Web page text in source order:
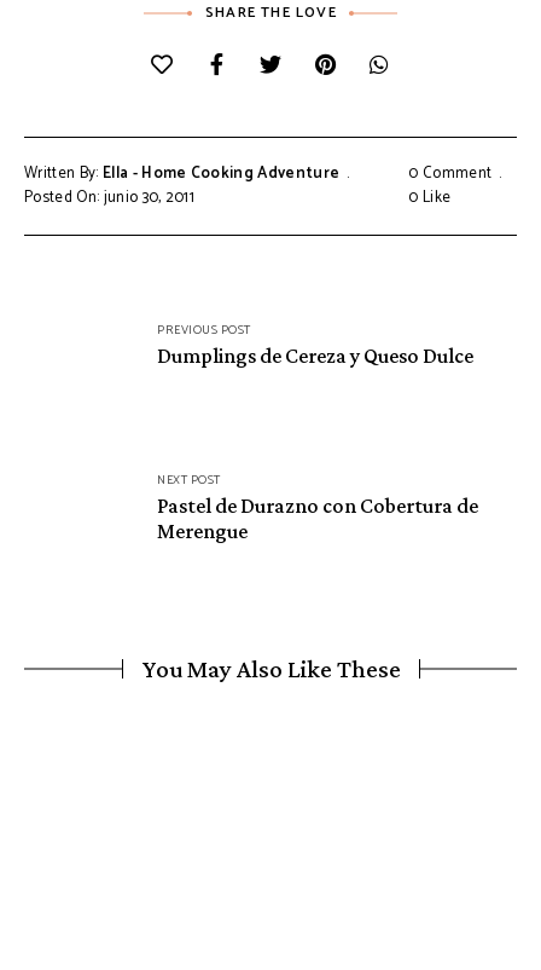
SHARE THE LOVE
Written By: Ella - Home Cooking Adventure
Posted On: junio 30, 2011
0 Comment
0Like
PREVIOUS POST
Dumplings de Cereza y Queso Dulce
NEXT POST
Pastel de Durazno con Cobertura de
Merengue
You May Also Like These